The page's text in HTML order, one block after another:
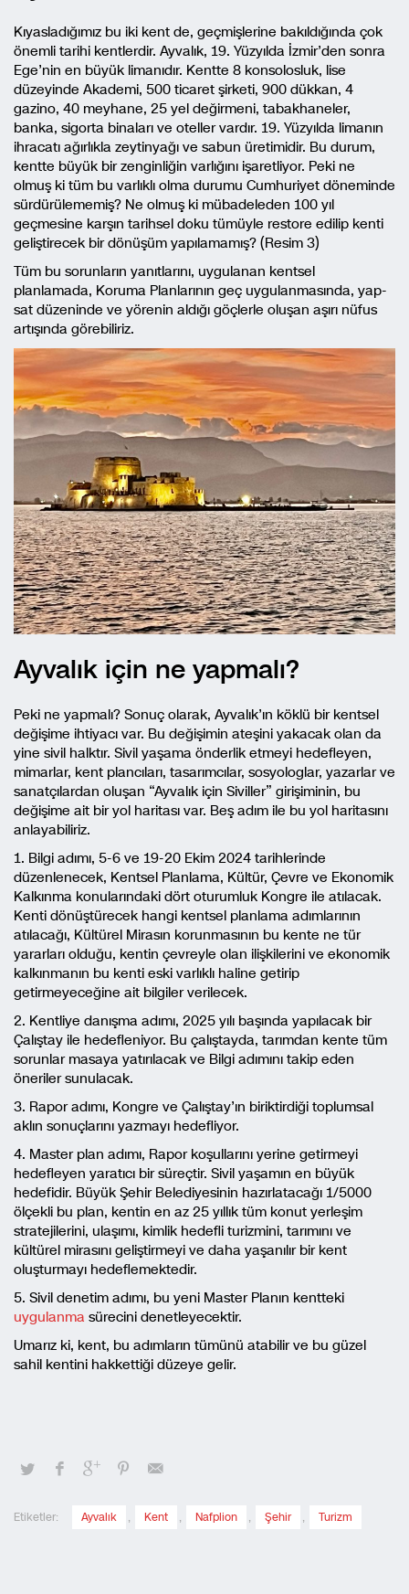
Kıyasladığımız bu iki kent de, geçmişlerine bakıldığında çok
önemli tarihi kentlerdir. Ayvalık, 19. Yüzyılda İzmir’den sonra
Ege’nin en büyük limanıdır. Kentte 8 konsolosluk, lise
düzeyinde Akademi, 500 ticaret şirketi, 900 dükkan, 4
gazino, 40 meyhane, 25 yel değirmeni, tabakhaneler,
banka, sigorta binaları ve oteller vardır. 19. Yüzyılda limanın
ihracatı ağırlıkla zeytinyağı ve sabun üretimidir. Bu durum,
kentte büyük bir zenginliğin varlığını işaretliyor. Peki ne
olmuş ki tüm bu varlıklı olma durumu Cumhuriyet döneminde
sürdürülememiş? Ne olmuş ki mübadeleden 100 yıl
geçmesine karşın tarihsel doku tümüyle restore edilip kenti
geliştirecek bir dönüşüm yapılamamış? (Resim 3)
Tüm bu sorunların yanıtlarını, uygulanan kentsel
planlamada, Koruma Planlarının geç uygulanmasında, yap-
sat düzeninde ve yörenin aldığı göçlerle oluşan aşırı nüfus
artışında görebiliriz.
Ayvalık için ne yapmalı?
Peki ne yapmalı? Sonuç olarak, Ayvalık’ın köklü bir kentsel
değişime ihtiyacı var. Bu değişimin ateşini yakacak olan da
yine sivil halktır. Sivil yaşama önderlik etmeyi hedefleyen,
mimarlar, kent plancıları, tasarımcılar, sosyologlar, yazarlar ve
sanatçılardan oluşan “Ayvalık için Siviller” girişiminin, bu
değişime ait bir yol haritası var. Beş adım ile bu yol haritasını
anlayabiliriz.
1. Bilgi adımı, 5-6 ve 19-20 Ekim 2024 tarihlerinde
düzenlenecek, Kentsel Planlama, Kültür, Çevre ve Ekonomik
Kalkınma konularındaki dört oturumluk Kongre ile atılacak.
Kenti dönüştürecek hangi kentsel planlama adımlarının
atılacağı, Kültürel Mirasın korunmasının bu kente ne tür
yararları olduğu, kentin çevreyle olan ilişkilerini ve ekonomik
kalkınmanın bu kenti eski varlıklı haline getirip
getirmeyeceğine ait bilgiler verilecek.
2. Kentliye danışma adımı, 2025 yılı başında yapılacak bir
Çalıştay ile hedefleniyor. Bu çalıştayda, tarımdan kente tüm
sorunlar masaya yatırılacak ve Bilgi adımını takip eden
öneriler sunulacak.
3. Rapor adımı, Kongre ve Çalıştay’ın biriktirdiği toplumsal
aklın sonuçlarını yazmayı hedefliyor.
4. Master plan adımı, Rapor koşullarını yerine getirmeyi
hedefleyen yaratıcı bir süreçtir. Sivil yaşamın en büyük
hedefidir. Büyük Şehir Belediyesinin hazırlatacağı 1/5000
ölçekli bu plan, kentin en az 25 yıllık tüm konut yerleşim
stratejilerini, ulaşımı, kimlik hedefli turizmini, tarımını ve
kültürel mirasını geliştirmeyi ve daha yaşanılır bir kent
oluşturmayı hedeflemektedir.
5. Sivil denetim adımı, bu yeni Master Planın kentteki
uygulanma sürecini denetleyecektir.
Umarız ki, kent, bu adımların tümünü atabilir ve bu güzel
sahil kentini hakkettiği düzeye gelir.
Etiketler: Ayvalık , Kent , Nafplion , Şehir , Turizm